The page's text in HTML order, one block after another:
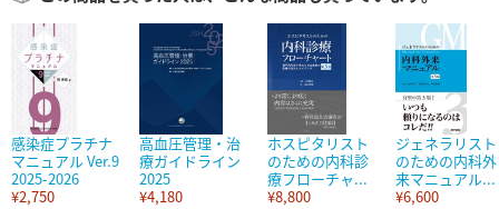
感染症プラチナ
マニュアル Ver.9
2025-2026
¥2,750
高血圧管理・治
療ガイドライン
2025
¥4,180
ホスピタリスト
のための内科診
療フローチャ...
¥8,800
ジェネラリスト
のための内科外
来マニュアル...
¥6,600